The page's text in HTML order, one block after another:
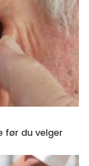
vite før du velger